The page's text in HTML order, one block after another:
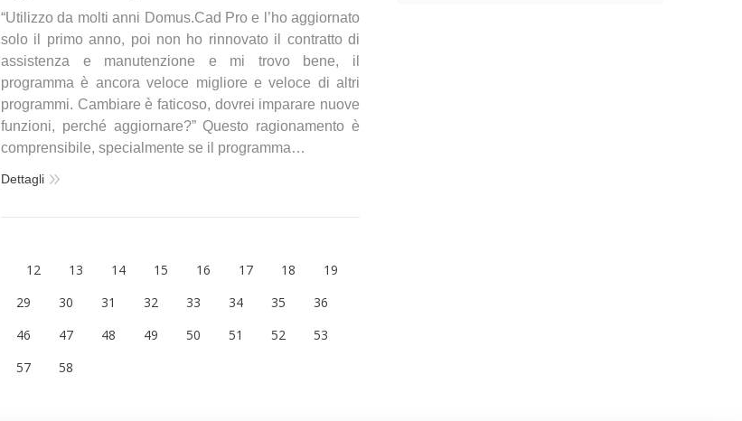
“Utilizzo da molti anni Domus.Cad Pro e l’ho aggiornato
solo il primo anno, poi non ho rinnovato il contratto di
assistenza e manutenzione e mi trovo bene, il
programma è ancora veloce migliore e veloce di altri
programmi. Cambiare è faticoso, dovrei imparare nuove
funzioni, perché aggiornare?” Questo ragionamento è
comprensibile, specialmente se il programma…
Dettagli
12 13 14 15 16 17 18
19
29 30 31 32 33 34 35
36
46 47 48 49 50 51 52
53
57 58